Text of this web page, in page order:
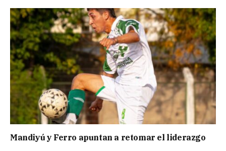
Mandiyú y Ferro apuntan a retomar el liderazgo